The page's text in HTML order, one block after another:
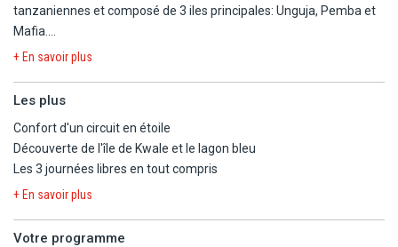
tanzaniennes et composé de 3 iles principales: Unguja, Pemba et
Mafia.
L'île de Zanzibar est entourée d'un récif de corail naturel.
apporteront sérénité et émerveillement durant ce circuit !
Excursions regroupées avec des clients logeant dans différents
hôtels et localités (les participants peuvent donc changer d'une
excursion à l'autre), plusieurs arrêts possibles afin de récupérer
tous les clients avant le départ des excursions et au retour des
Guide pouvant changer d'une excursion à l'autre.
+ En savoir plus
Les plus
Confort d'un circuit en étoile
Découverte de l'île de Kwale et le lagon bleu
Les 3 journées libres en tout compris
+ En savoir plus
Votre programme